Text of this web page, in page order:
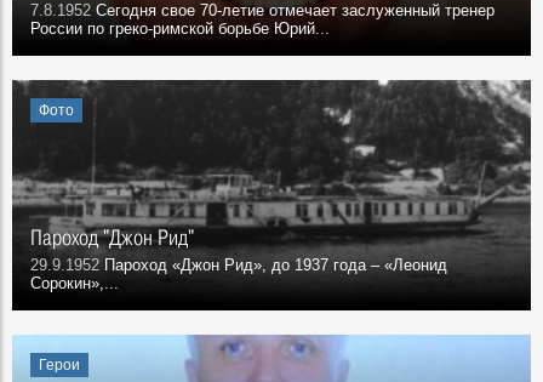
7.8.1952 Сегодня свое 70-летие отмечает заслуженный тренер
России по греко-римской борьбе Юрий...
Фото
Пароход "Джон Рид"
29.9.1952 Пароход «Джон Рид», до 1937 года – «Леонид
Сорокин»,...
Герои